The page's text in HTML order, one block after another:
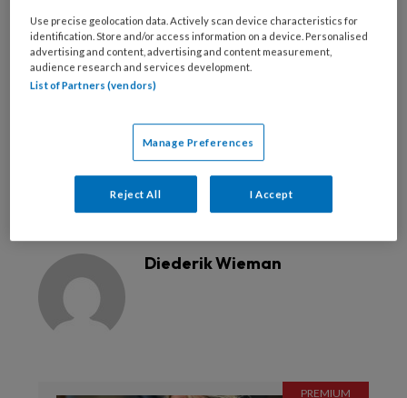
Bekijk de mogelijkheden
Reageer op dit artikel Deel dit artikel
Diederik Wieman
Use precise geolocation data. Actively scan device characteristics for
identification. Store and/or access information on a device. Personalised
advertising and content, advertising and content measurement,
audience research and services development.
List of Partners (vendors)
Manage Preferences
Reject All I Accept